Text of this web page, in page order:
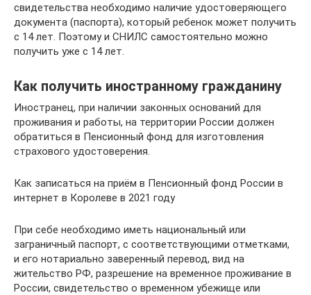
свидетельства необходимо наличие удостоверяющего
документа (паспорта), который ребенок может получить
с 14 лет. Поэтому и СНИЛС самостоятельно можно
получить уже с 14 лет.
Как получить иностранному гражданину
Иностранец, при наличии законных оснований для
проживания и работы, на территории России должен
обратиться в Пенсионный фонд для изготовления
страхового удостоверения.
Как записаться на приём в Пенсионный фонд России в
интернет в Королеве в 2021 году
При себе необходимо иметь национальный или
заграничный паспорт, с соответствующими отметками,
и его нотариально заверенный перевод, вид на
жительство РФ, разрешение на временное проживание в
России, свидетельство о временном убежище или